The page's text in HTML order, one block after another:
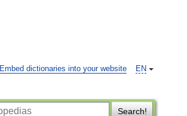
EN
Embed dictionaries into your website
Search!